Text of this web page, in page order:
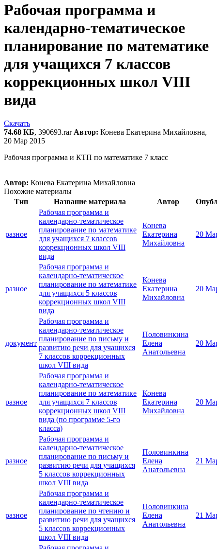
Рабочая программа и
календарно-тематическое
планирование по математике
для учащихся 7 классов
коррекционных школ VIII
вида
Скачать
74.68 КБ, 390693.rar Автор: Конева Екатерина Михайловна,
20 Мар 2015
Рабочая программа и КТП по математике 7 класс
Автор: Конева Екатерина Михайловна
Похожие материалы
Тип
Название материала Автор
разное
Рабочая программа и
календарно-тематическое
планирование по математике
для учащихся 7 классов
коррекционных школ VIII
вида
Конева
Екатерина
Михайловна
20
разное
Рабочая программа и
календарно-тематическое
планирование по математике
для учащихся 5 классов
коррекционных школ VIII
вида
Конева
Екатерина
Михайловна
20
документ
Рабочая программа и
календарно-тематическое
планирование по письму и
развитию речи для учащихся
7 классов коррекционных
школ VIII вида
Половинкина
Елена
Анатольевна
20
разное
Рабочая программа и
календарно-тематическое
планирование по математике
для учащихся 7 классов
коррекционных школ VIII
вида (по программе 5-го
класса)
Конева
Екатерина
Михайловна
20
разное
Рабочая программа и
календарно-тематическое
планирование по письму и
развитию речи для учащихся
5 классов коррекционных
школ VIII вида
Половинкина
Елена
Анатольевна
21
разное
Рабочая программа и
календарно-тематическое
планирование по чтению и
развитию речи для учащихся
5 классов коррекционных
школ VIII вида
Половинкина
Елена
Анатольевна
21